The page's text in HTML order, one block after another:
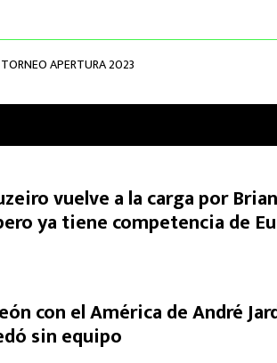
TORNEO APERTURA 2023
vuelve a la carga por Brian
ya tiene competencia de
con el América de André
sin equipo